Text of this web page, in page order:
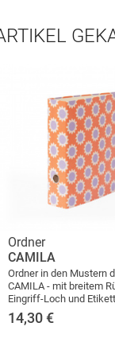
Ordner
CAMILA
Ordner in den Mustern
CAMILA - mit breitem
Eingriff-Loch und
14,30 €